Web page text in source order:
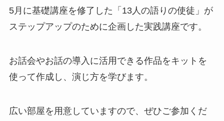
5月に基礎講座を修了した「13人の語りの使徒」が
ステップアップのために企画した実践講座です。
お話会やお話の導入に活用できる作品をキットを
使って作成し、演じ方を学びます。
広い部屋を用意していますので、ぜひご参加くだ